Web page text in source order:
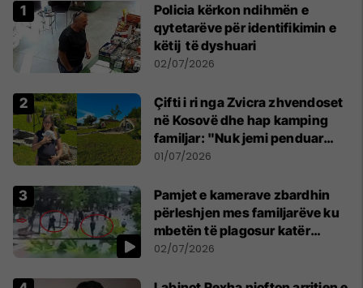
Policia kërkon ndihmën e
qytetarëve për identifikimin e
këtij të dyshuari
02/07/2026
Çifti i ri nga Zvicra zhvendoset
në Kosovë dhe hap kamping
familjar: "Nuk jemi penduar
asnjë ditë"
01/07/2026
Pamjet e kamerave zbardhin
përleshjen mes familjarëve ku
mbetën të plagosur katër
persona
02/07/2026